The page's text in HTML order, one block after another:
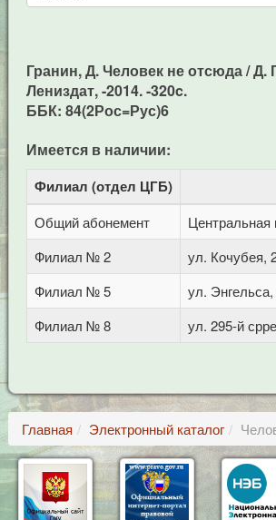
Гранин, Д. Человек не отсюда / Д.
Лениздат, -2014. -320c.
ББК: 84(2Рос=Рус)6
Имеется в наличии:
Филиал (отдел ЦГБ)
Общий абонемент
Центральная
Филиал № 2
ул. Кочубея,
Филиал № 5
ул.
Филиал № 8
ул. 295-й
Главная Электронный каталог